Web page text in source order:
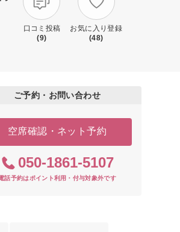
口コミ投稿
(9)
お気に入り登録
(48)
ご予約・お問い合わせ
空席確認・ネット予約
050-1861-5107
話予約はポイント利用・付与対象外です